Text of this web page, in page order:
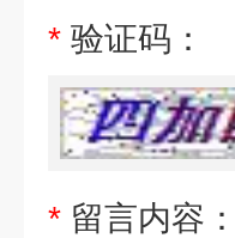
* 验证码：
* 留言内容：